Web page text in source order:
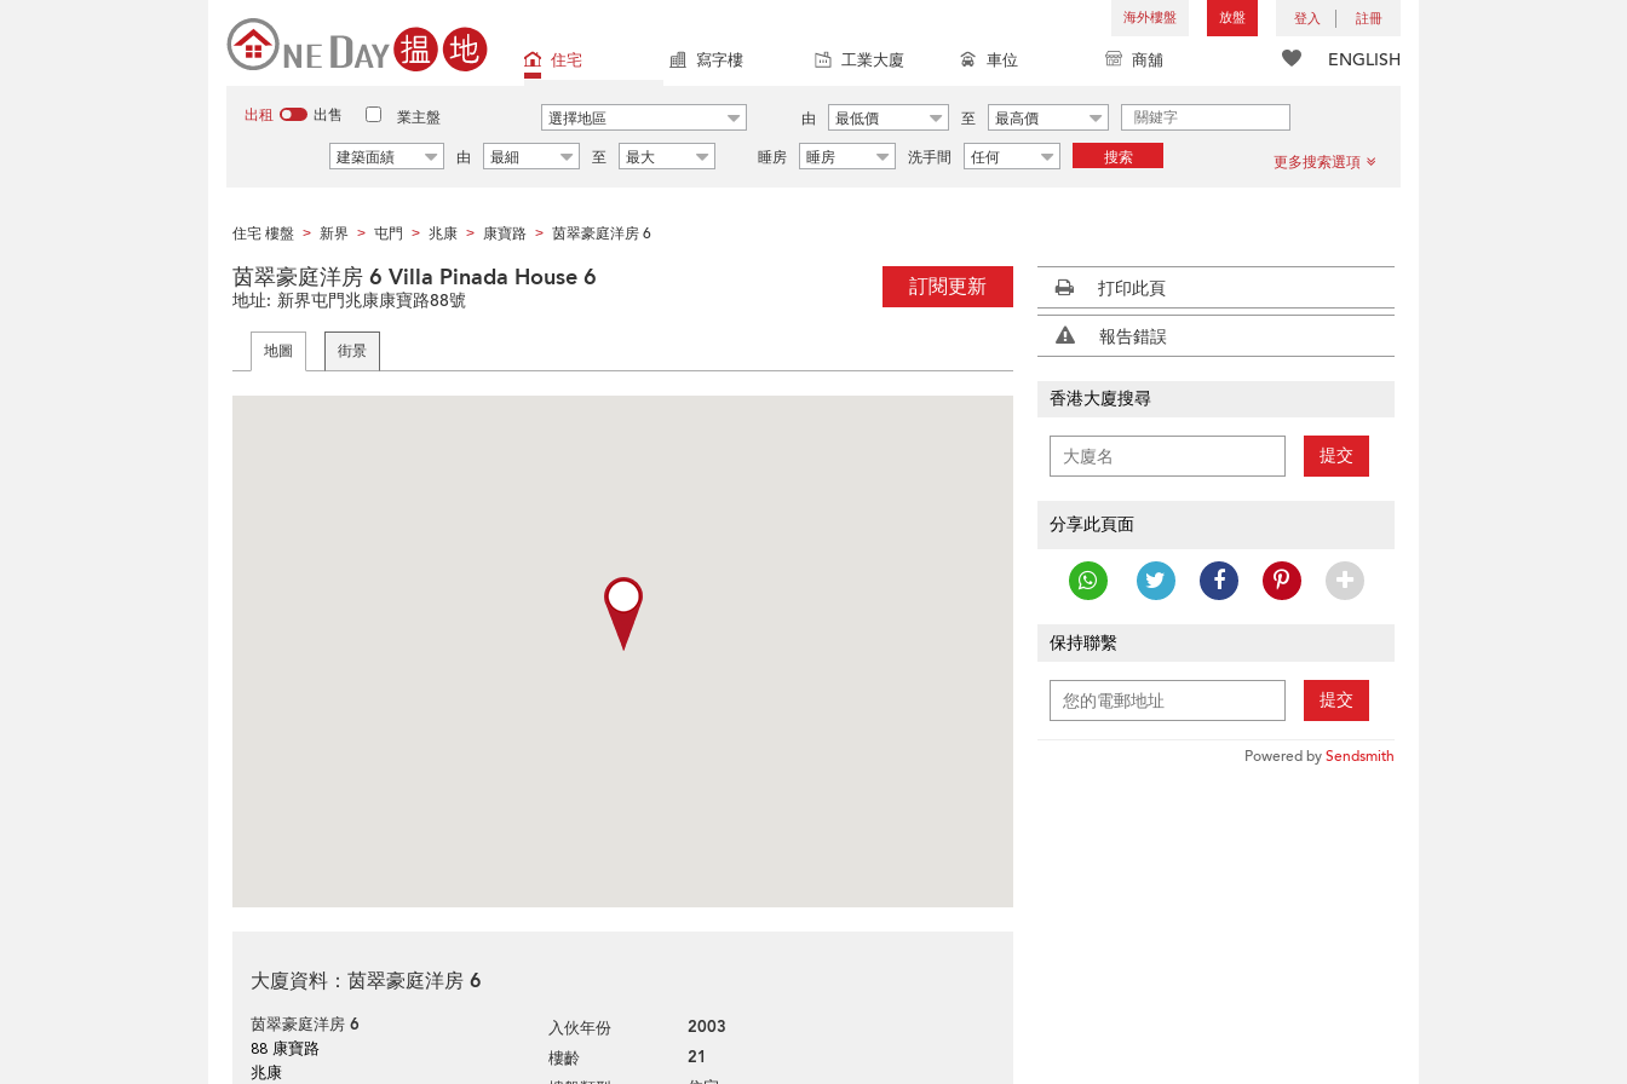
海外樓盤 放盤 登入 註冊
ENGLISH
住宅 寫字樓 工業大廈 車位 商舖
出租 出售 業主盤 選擇地區 由 最低價 至
最高價
建築面績
由 最細 至 最大 睡房 睡房 洗手間 任何 搜索 更多搜索選項
住宅 樓盤 > 新界 > 屯門 > 兆康 > 康寶路 > 茵翠豪庭洋房 6
訂閱更新
茵翠豪庭洋房 6 Villa Pinada House 6
地址: 新界屯門兆康康寶路88號
地圖 街景
大廈資料：茵翠豪庭洋房 6
茵翠豪庭洋房 6
88 康寶路
兆康
入伙年份 2003
樓齡 21
打印此頁
報告錯誤
香港大廈搜尋
提交
分享此頁面
保持聯繫
提交
Powered bySendsmith